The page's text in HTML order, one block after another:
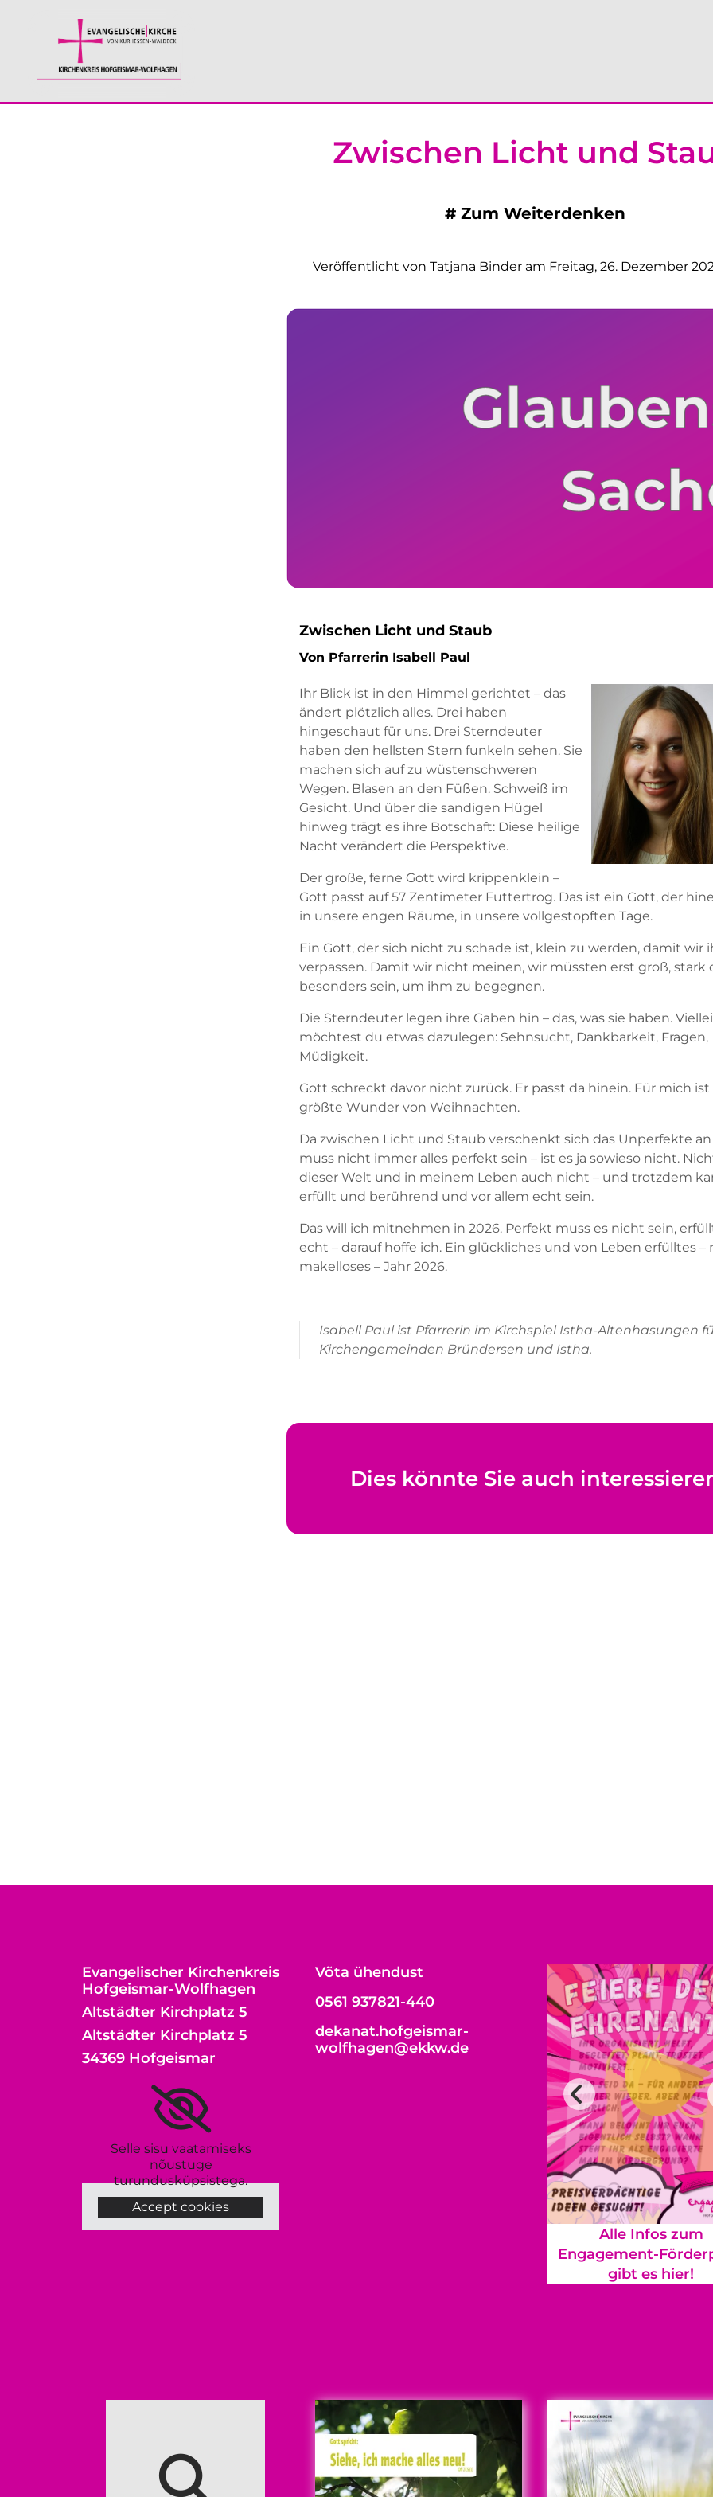
Zwischen Licht und
# Zum Weiterdenken
Veröffentlicht von Tatjana Binder am Freitag, 26. Dezember
Zwischen Licht und Staub
Von Pfarrerin Isabell Paul
Ihr Blick ist in den Himmel gerichtet – das
ändert plötzlich alles. Drei haben
hingeschaut für uns. Drei Sterndeuter
haben den hellsten Stern funkeln sehen. Sie
machen sich auf zu wüstenschweren
Wegen. Blasen an den Füßen. Schweiß im
Gesicht. Und über die sandigen Hügel
hinweg trägt es ihre Botschaft: Diese heilige
Nacht verändert die Perspektive.
Der große, ferne Gott wird krippenklein –
Gott passt auf 57 Zentimeter Futtertrog. Das ist ein Gott, der
in unsere engen Räume, in unsere vollgestopften Tage.
Ein Gott, der sich nicht zu schade ist, klein zu werden, damit wir
verpassen. Damit wir nicht meinen, wir müssten erst groß, stark
besonders sein, um ihm zu begegnen.
Die Sterndeuter legen ihre Gaben hin – das, was sie haben.
möchtest du etwas dazulegen: Sehnsucht, Dankbarkeit, Fragen,
Müdigkeit.
Gott schreckt davor nicht zurück. Er passt da hinein. Für mich ist
größte Wunder von Weihnachten.
Da zwischen Licht und Staub verschenkt sich das Unperfekte an
muss nicht immer alles perfekt sein – ist es ja sowieso nicht.
dieser Welt und in meinem Leben auch nicht – und trotzdem
erfüllt und berührend und vor allem echt sein.
Das will ich mitnehmen in 2026. Perfekt muss es nicht sein,
echt – darauf hoffe ich. Ein glückliches und von Leben erfülltes –
makelloses – Jahr 2026.
Isabell Paul ist Pfarrerin im Kirchspiel Istha-Altenhasungen
Kirchengemeinden Bründersen und Istha.
Dies könnte Sie auch
Evangelischer Kirchenkreis
Hofgeismar-Wolfhagen
Altstädter Kirchplatz 5
Altstädter Kirchplatz 5
34369 Hofgeismar
Selle sisu vaatamiseks
nõustuge
turundusküpsistega.
Accept cookies
Võta ühendust
0561 937821-440
dekanat.hofgeismar-
wolfhagen@ekkw.de
Alle Infos zum
Engagement-
gibt es hier!